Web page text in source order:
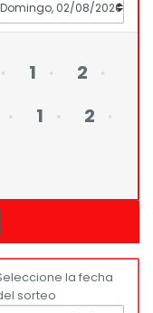
1
2
1
2
la fecha
sorteo